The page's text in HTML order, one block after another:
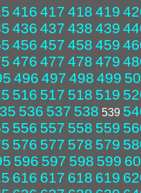
416 417 418 419
436 437 438 439
456 457 458 459
476 477 478 479
496 497 498 499
516 517 518 519
536 537 538 539
556 557 558 559
576 577 578 579
596 597 598 599
616 617 618 619